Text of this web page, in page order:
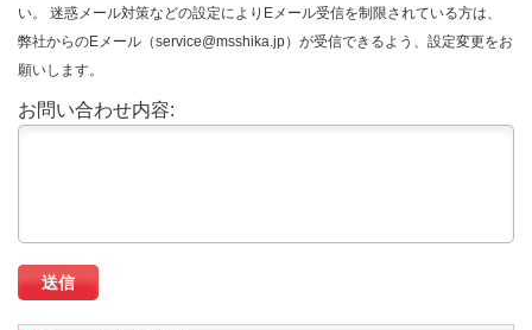
い。 迷惑メール対策などの設定によりEメール受信を制限されている方は、
弊社からのEメール（service@msshika.jp）が受信できるよう、設定変更をお
願いします。
お問い合わせ内容: